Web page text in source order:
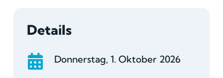
Details
Donnerstag, 1. Oktober 2026